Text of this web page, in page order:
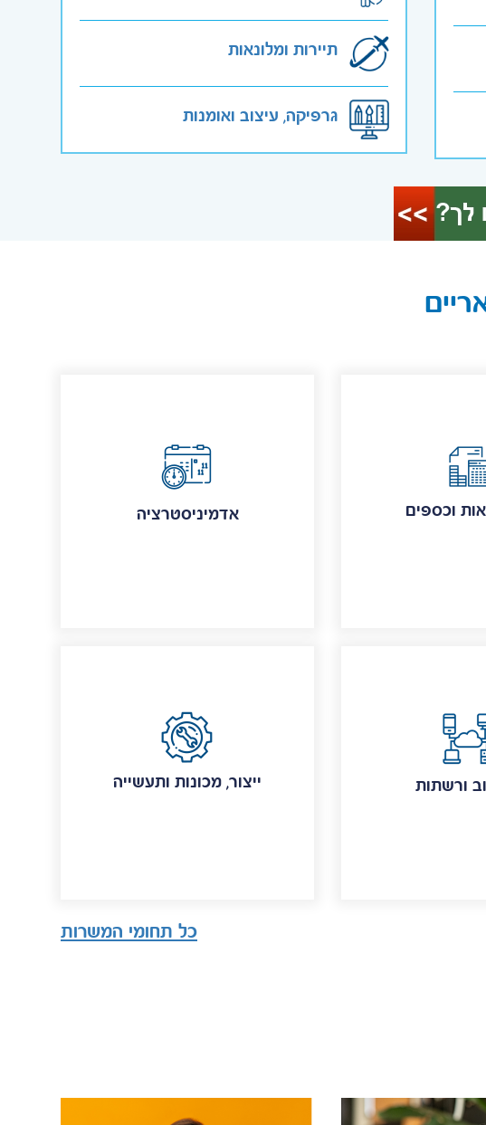
תיירות ומלונאות
גרפיקה, עיצוב ואומנות
אדמיניסטרציה וכספים
ייצור, מכונות ותעשייה ורשתות
כל תחומי המשרות